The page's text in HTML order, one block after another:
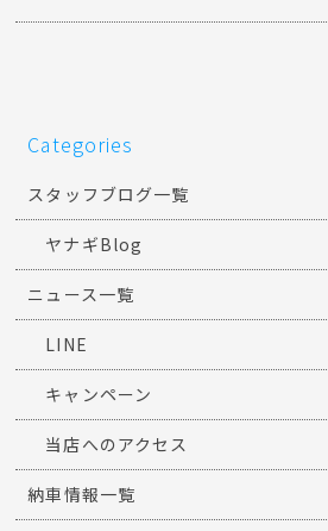
Categories
スタッフブログ一覧
ヤナギBlog
ニュース一覧
LINE
キャンペーン
当店へのアクセス
納車情報一覧